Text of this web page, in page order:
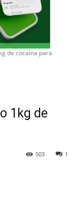
de cocaína para
1kg de
1
503